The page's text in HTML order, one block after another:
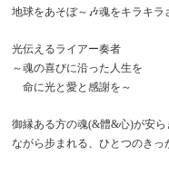
地球をあそぼ～🎶魂をキラキラ
光伝えるライアー奏者
～魂の喜びに沿った人生を
命に光と愛と感謝を～
御縁ある方の魂(&體&心)が安
ながら步まれる、ひとつのきっ